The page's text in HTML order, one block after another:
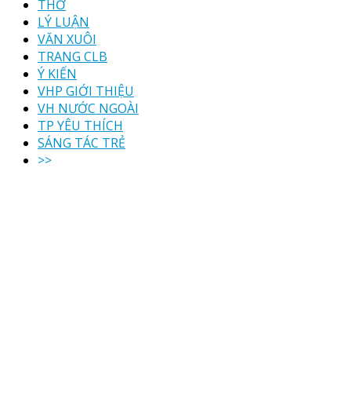
THƠ
LÝ LUẬN
VĂN XUÔI
TRANG CLB
Ý KIẾN
VHP GIỚI THIỆU
VH NƯỚC NGOÀI
TP YÊU THÍCH
SÁNG TÁC TRẺ
>>